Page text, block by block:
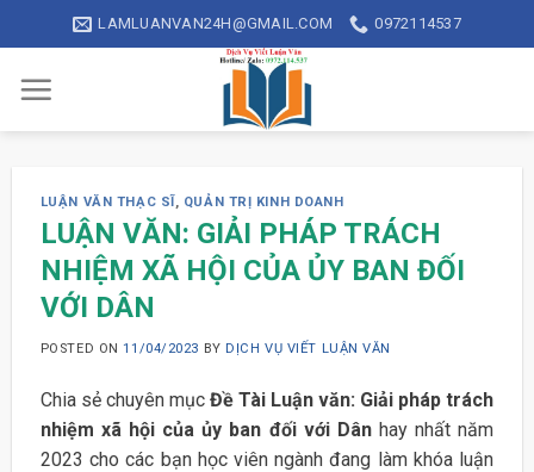
to
content
LAMLUANVAN24H@GMAIL.COM 0972114537
LUẬN VĂN THẠC SĨ , QUẢN TRỊ KINH DOANH
LUẬN VĂN: GIẢI PHÁP TRÁCH
NHIỆM XÃ HỘI CỦA ỦY BAN ĐỐI
VỚI DÂN
POSTED ON11/04/2023 BY DỊCH VỤ VIẾT LUẬN VĂN
Chia sẻ chuyên mục Đề Tài Luận văn: Giải pháp trách
nhiệm xã hội của ủy ban đối với Dân hay nhất năm
2023 cho các bạn học viên ngành đang làm khóa luận